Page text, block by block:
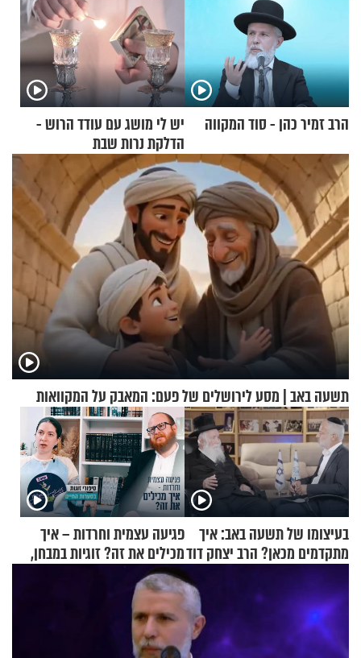
הרב זמיר כהן - סוד המקווה
יש לי מושג עם עודד הרוש -
הדלקת נרות שבת
תשעה באב | מסע לירושלים של פעם: המאבק על המקוואות
בעיצומו של תשעה באב: איך
מתקדמים מכאן? הרב יצחק דוד
גרוסמן בשיחה מיוחדת
פגיעה עצמית וחרדות – איך
מכילים את זה? זוגיות במבחן,
הפעם עם יהודית ואלתר כהן